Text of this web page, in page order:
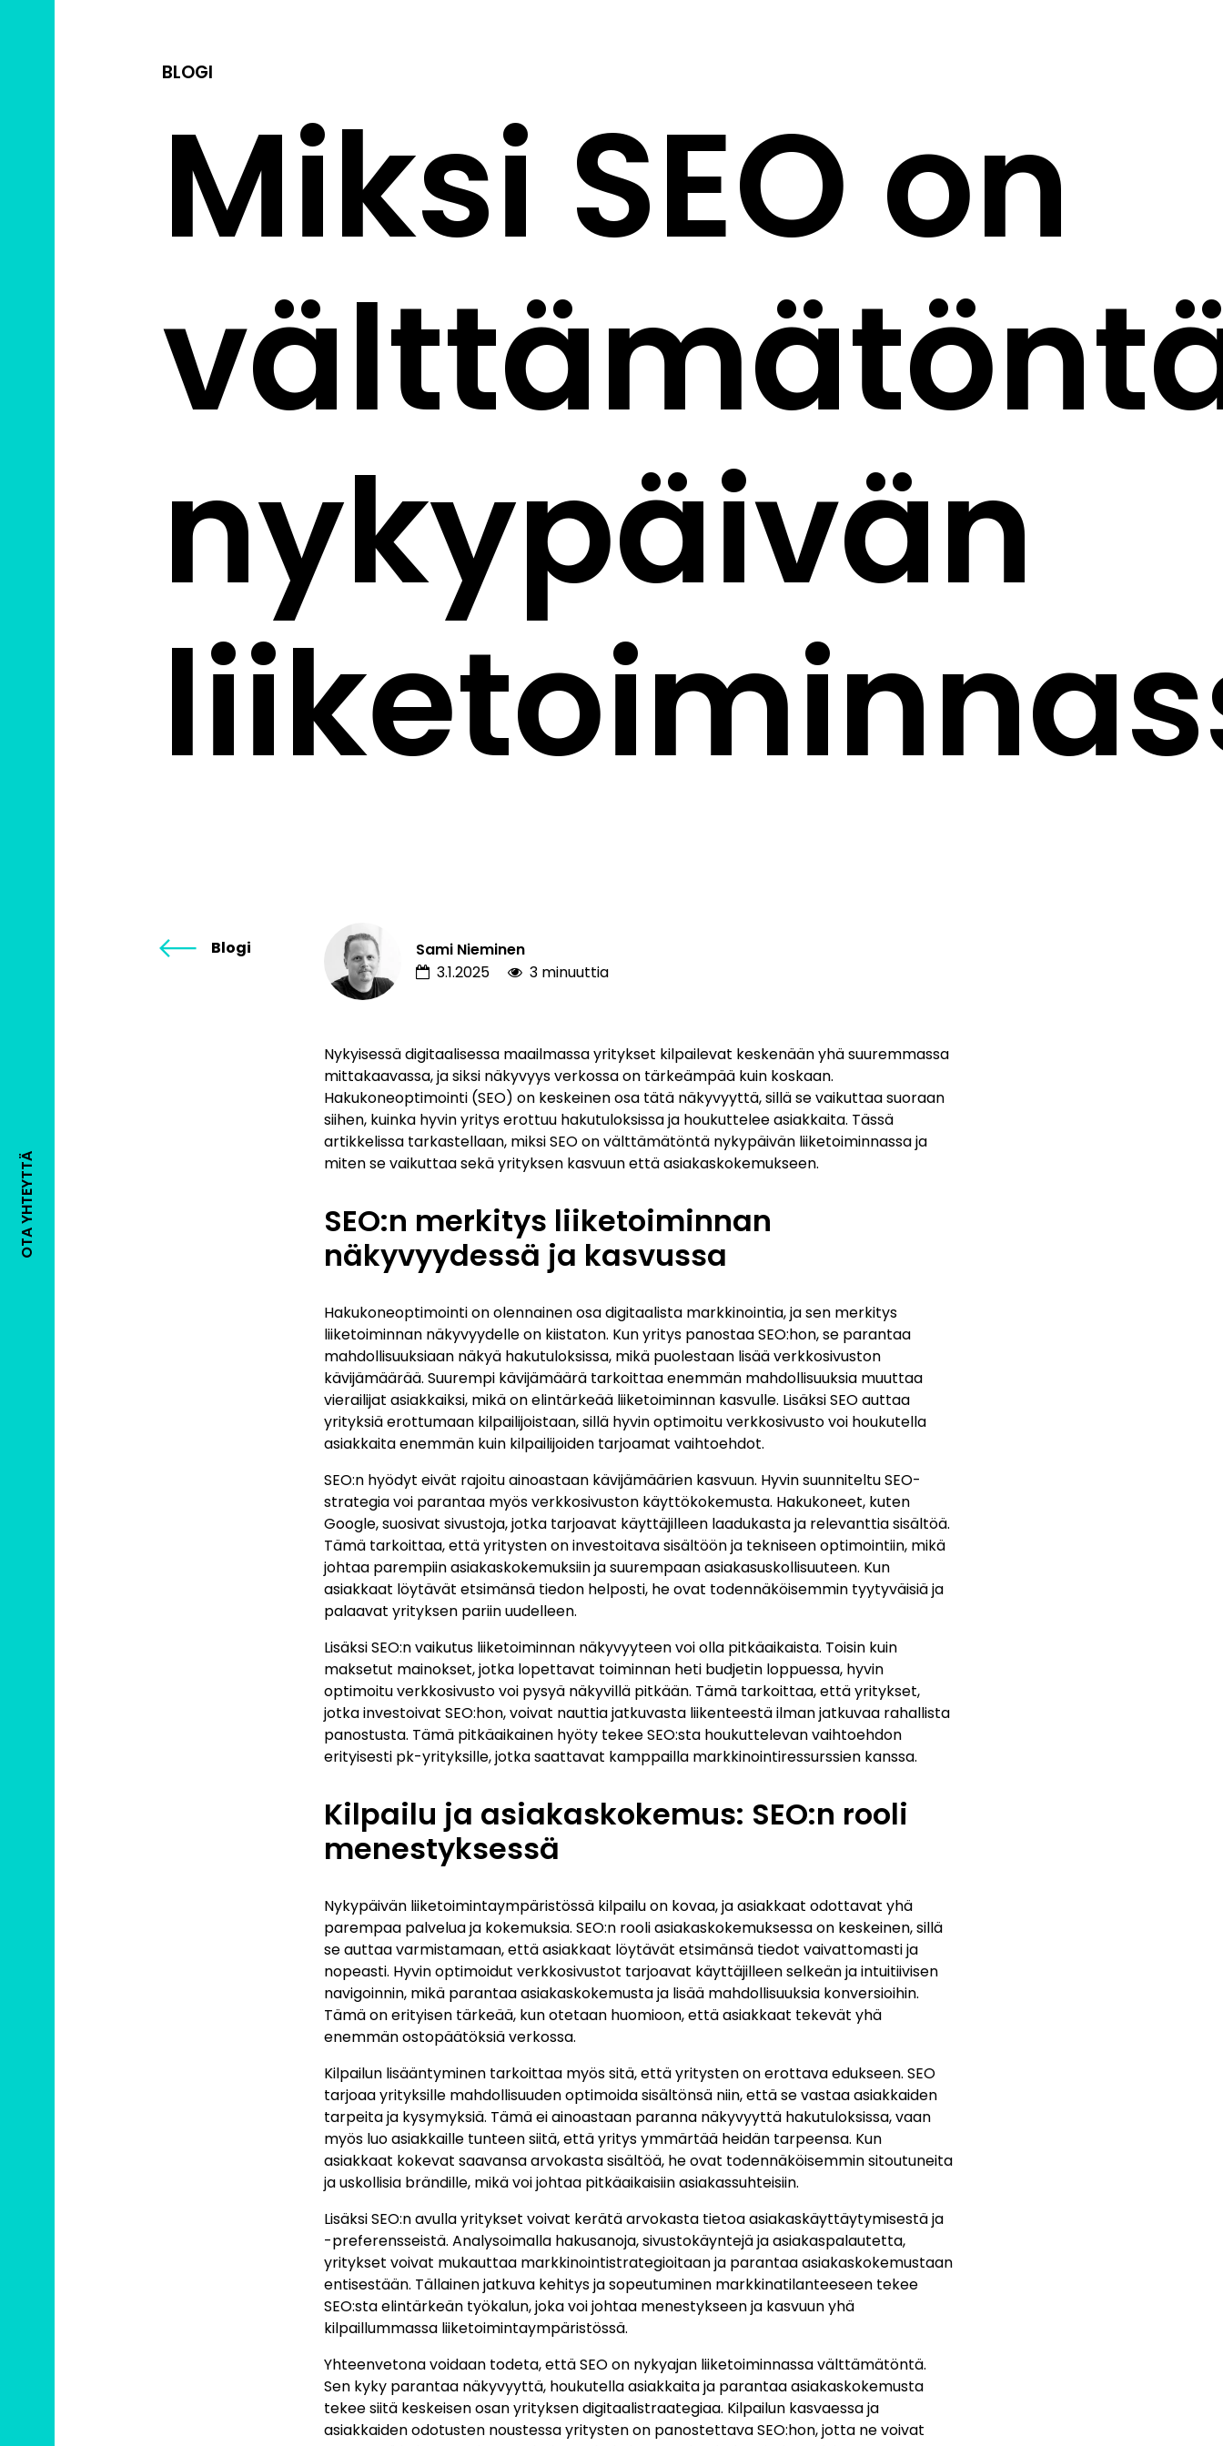
OTA YHTEYTTÄ
BLOGI
Miksi SEO on
nykypäivän
Blogi
Sami Nieminen
3.1.2025
3 minuuttia
Nykyisessä digitaalisessa maailmassa yritykset kilpailevat keskenään yhä suuremmassa
mittakaavassa, ja siksi näkyvyys verkossa on tärkeämpää kuin koskaan.
Hakukoneoptimointi (SEO) on keskeinen osa tätä näkyvyyttä, sillä se vaikuttaa suoraan
siihen, kuinka hyvin yritys erottuu hakutuloksissa ja houkuttelee asiakkaita. Tässä
artikkelissa tarkastellaan, miksi SEO on välttämätöntä nykypäivän liiketoiminnassa ja
miten se vaikuttaa sekä yrityksen kasvuun että asiakaskokemukseen.
SEO:n merkitys liiketoiminnan
näkyvyydessä ja kasvussa
Hakukoneoptimointi on olennainen osa digitaalista markkinointia, ja sen merkitys
liiketoiminnan näkyvyydelle on kiistaton. Kun yritys panostaa SEO:hon, se parantaa
mahdollisuuksiaan näkyä hakutuloksissa, mikä puolestaan lisää verkkosivuston
kävijämäärää. Suurempi kävijämäärä tarkoittaa enemmän mahdollisuuksia muuttaa
vierailijat asiakkaiksi, mikä on elintärkeää liiketoiminnan kasvulle. Lisäksi SEO auttaa
yrityksiä erottumaan kilpailijoistaan, sillä hyvin optimoitu verkkosivusto voi houkutella
asiakkaita enemmän kuin kilpailijoiden tarjoamat vaihtoehdot.
SEO:n hyödyt eivät rajoitu ainoastaan kävijämäärien kasvuun. Hyvin suunniteltu SEO-
strategia voi parantaa myös verkkosivuston käyttökokemusta. Hakukoneet, kuten
Google, suosivat sivustoja, jotka tarjoavat käyttäjilleen laadukasta ja relevanttia sisältöä.
Tämä tarkoittaa, että yritysten on investoitava sisältöön ja tekniseen optimointiin, mikä
johtaa parempiin asiakaskokemuksiin ja suurempaan asiakasuskollisuuteen. Kun
asiakkaat löytävät etsimänsä tiedon helposti, he ovat todennäköisemmin tyytyväisiä ja
palaavat yrityksen pariin uudelleen.
Lisäksi SEO:n vaikutus liiketoiminnan näkyvyyteen voi olla pitkäaikaista. Toisin kuin
maksetut mainokset, jotka lopettavat toiminnan heti budjetin loppuessa, hyvin
optimoitu verkkosivusto voi pysyä näkyvillä pitkään. Tämä tarkoittaa, että yritykset,
jotka investoivat SEO:hon, voivat nauttia jatkuvasta liikenteestä ilman jatkuvaa rahallista
panostusta. Tämä pitkäaikainen hyöty tekee SEO:sta houkuttelevan vaihtoehdon
erityisesti pk-yrityksille, jotka saattavat kamppailla markkinointiressurssien kanssa.
Kilpailu ja asiakaskokemus: SEO:n rooli
menestyksessä
Nykypäivän liiketoimintaympäristössä kilpailu on kovaa, ja asiakkaat odottavat yhä
parempaa palvelua ja kokemuksia. SEO:n rooli asiakaskokemuksessa on keskeinen, sillä
se auttaa varmistamaan, että asiakkaat löytävät etsimänsä tiedot vaivattomasti ja
nopeasti. Hyvin optimoidut verkkosivustot tarjoavat käyttäjilleen selkeän ja intuitiivisen
navigoinnin, mikä parantaa asiakaskokemusta ja lisää mahdollisuuksia konversioihin.
Tämä on erityisen tärkeää, kun otetaan huomioon, että asiakkaat tekevät yhä
enemmän ostopäätöksiä verkossa.
Kilpailun lisääntyminen tarkoittaa myös sitä, että yritysten on erottava edukseen. SEO
tarjoaa yrityksille mahdollisuuden optimoida sisältönsä niin, että se vastaa asiakkaiden
tarpeita ja kysymyksiä. Tämä ei ainoastaan paranna näkyvyyttä hakutuloksissa, vaan
myös luo asiakkaille tunteen siitä, että yritys ymmärtää heidän tarpeensa. Kun
asiakkaat kokevat saavansa arvokasta sisältöä, he ovat todennäköisemmin sitoutuneita
ja uskollisia brändille, mikä voi johtaa pitkäaikaisiin asiakassuhteisiin.
Lisäksi SEO:n avulla yritykset voivat kerätä arvokasta tietoa asiakaskäyttäytymisestä ja
-preferensseistä. Analysoimalla hakusanoja, sivustokäyntejä ja asiakaspalautetta,
yritykset voivat mukauttaa markkinointistrategioitaan ja parantaa asiakaskokemustaan
entisestään. Tällainen jatkuva kehitys ja sopeutuminen markkinatilanteeseen tekee
SEO:sta elintärkeän työkalun, joka voi johtaa menestykseen ja kasvuun yhä
kilpaillummassa liiketoimintaympäristössä.
Yhteenvetona voidaan todeta, että SEO on nykyajan liiketoiminnassa välttämätöntä.
Sen kyky parantaa näkyvyyttä, houkutella asiakkaita ja parantaa asiakaskokemusta
tekee siitä keskeisen osan yrityksen digitaalistraategiaa. Kilpailun kasvaessa ja
asiakkaiden odotusten noustessa yritysten on panostettava SEO:hon, jotta ne voivat